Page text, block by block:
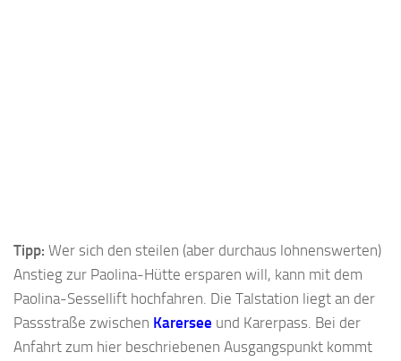
Tipp: Wer sich den steilen (aber durchaus lohnenswerten)
Anstieg zur Paolina-Hütte ersparen will, kann mit dem
Paolina-Sessellift hochfahren. Die Talstation liegt an der
Passstraße zwischen Karersee und Karerpass. Bei der
Anfahrt zum hier beschriebenen Ausgangspunkt kommt